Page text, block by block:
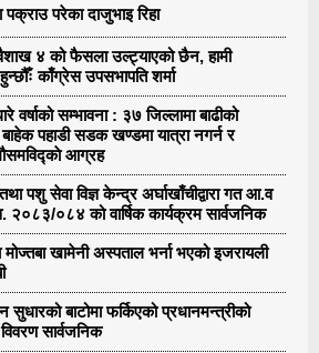
परेका दाजुभाइ रिहा
४ को फैसला उल्ट्याएको छैन, हामी
काँग्रेस उपसभापति शर्मा
सम्भावना : ३७ जिल्लामा बाढीको
पहाडी सडक खण्डमा यात्रा नगर्न र
आग्रह
पशु सेवा विज्ञ केन्द्र अर्घाखाँचीद्वारा गत आ.व
२०८३/०८४ को वार्षिक कार्यक्रम सार्वजनिक
मोज्तबा खामेनी अस्पताल भर्ना भएको इजरायली
सुधारको बाटोमा फर्किएको प्रधानमन्त्रीको
सार्वजनिक